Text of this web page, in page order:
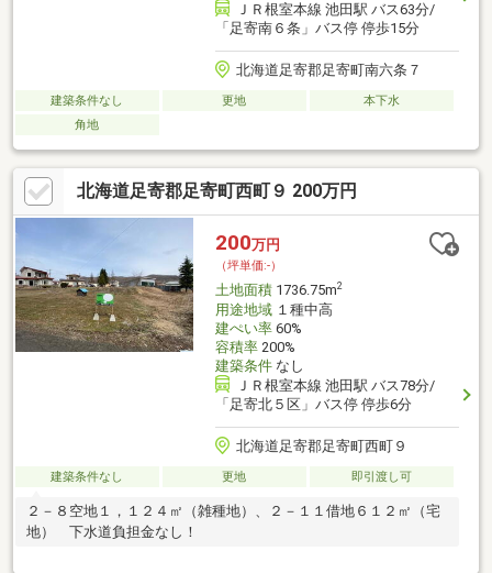
ＪＲ根室本線 池田駅 バス63分/
「足寄南６条」バス停 停歩15分
北海道足寄郡足寄町南六条７
建築条件なし 更地
本下水
角地
北海道足寄郡足寄町西町９ 200万円
200万円
（坪単価:-）
土地面積1736.75m2
用途地域１種中高
建ぺい率60%
容積率200%
建築条件なし
ＪＲ根室本線 池田駅 バス78分/
「足寄北５区」バス停 停歩6分
北海道足寄郡足寄町西町９
建築条件なし 更地 即引渡し可
２－８空地１，１２４㎡（雑種地）、２－１１借地６１２㎡（宅
地） 下水道負担金なし！